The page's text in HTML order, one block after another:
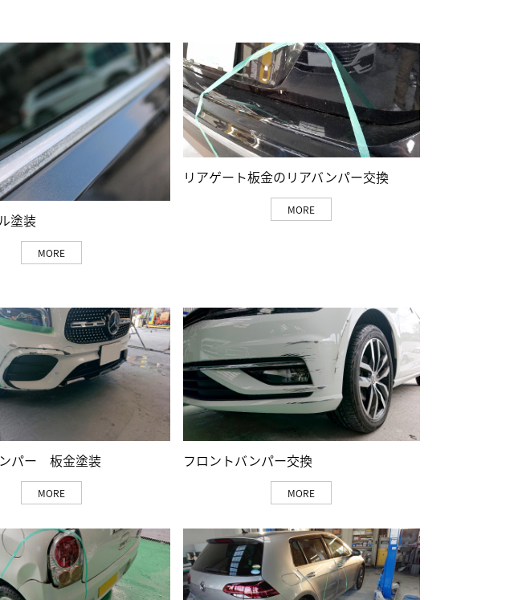
塗装
MORE
リアゲート板金のリアバンパー交換
MORE
パー 板金塗装
MORE
フロントバンパー交換
MORE